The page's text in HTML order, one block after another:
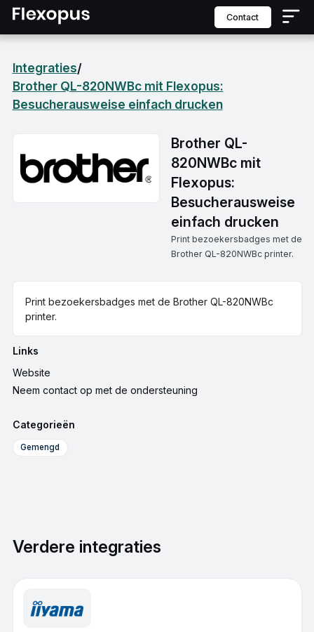
contact
Integraties/
Brother QL-820NWBc mit Flexopus:
Besucherausweise einfach drucken
Brother QL-
820NWBc mit
Flexopus:
Besucherausweise
einfach drucken
Print bezoekersbadges met de
Brother QL-820NWBc printer.
Print bezoekersbadges met de Brother QL-820NWBc
printer.
Links
Website
Neem contact op met de ondersteuning
Categorieën
Gemengd
Verdere integraties